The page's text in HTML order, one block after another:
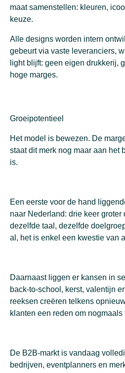
maat samenstellen: kleuren,
keuze.
Alle designs worden intern
gebeurt via vaste leveranciers,
light blijft: geen eigen drukkerij,
hoge marges.
Groeipotentieel
Het model is bewezen. De
staat dit merk nog maar aan het
is.
Een eerste voor de hand
naar Nederland: drie keer groter
dezelfde taal, dezelfde
al, het is enkel een kwestie van
Daarnaast liggen er kansen in
back-to-school, kerst, valentijn
reeksen creëren telkens
klanten een reden om nogmaals
De B2B-markt is vandaag
bedrijven, eventplanners en